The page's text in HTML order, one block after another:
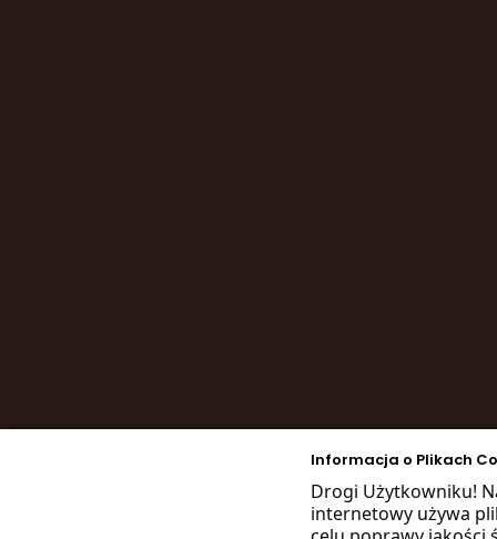
Informacja o Plikach
Drogi Użytkowniku!
internetowy używa